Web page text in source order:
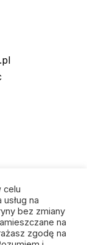
celu
na
bez zmiany
na
zgodę na